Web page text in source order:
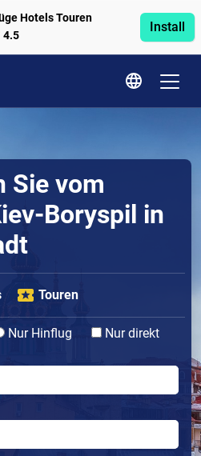
Hotels Touren
4.5
Install
Sie vom
Boryspil in
Touren
Nur Hinflug
Nur direkt